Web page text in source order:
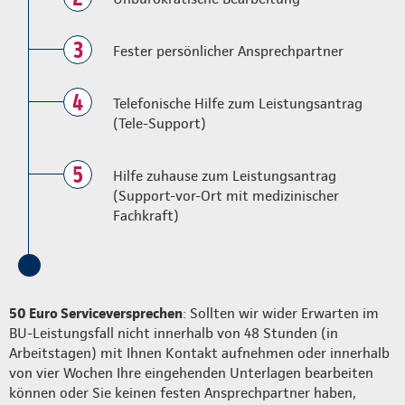
3 Fester persönlicher Ansprechpartner
4
Telefonische Hilfe zum Leistungsantrag
(Tele-Support)
5
Hilfe zuhause zum Leistungsantrag
(Support-vor-Ort mit medizinischer
Fachkraft)
50 Euro Serviceversprechen: Sollten wir wider Erwarten im
BU-Leistungsfall nicht innerhalb von 48 Stunden (in
Arbeitstagen) mit Ihnen Kontakt aufnehmen oder innerhalb
von vier Wochen Ihre eingehenden Unterlagen bearbeiten
können oder Sie keinen festen Ansprechpartner haben,